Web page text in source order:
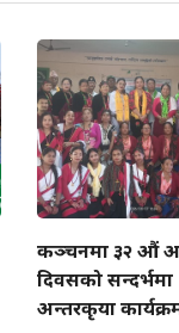
कञ्चनमा ३२ औं
दिवसको सन्दर्भमा
अन्तरकृया